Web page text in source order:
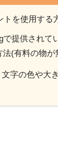
トを使用する
で提供されて
法(有料の物が
文字の色や大